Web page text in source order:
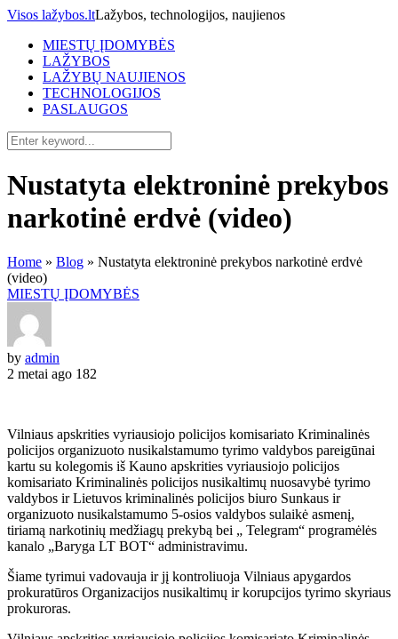
Visos lažybos.ltLažybos, technologijos, naujienos
MIESTŲ ĮDOMYBĖS
LAŽYBOS
LAŽYBŲ NAUJIENOS
TECHNOLOGIJOS
PASLAUGOS
Nustatyta elektroninė prekybos
narkotinė erdvė (video)
Home » Blog » Nustatyta elektroninė prekybos narkotinė erdvė
(video)
MIESTŲ ĮDOMYBĖS
by admin
2 metai ago 182
Vilniaus apskrities vyriausiojo policijos komisariato Kriminalinės
policijos organizuoto nusikalstamumo tyrimo valdybos pareigūnai
kartu su kolegomis iš Kauno apskrities vyriausiojo policijos
komisariato Kriminalinės policijos nusikaltimų nuosavybė tyrimo
valdybos ir Lietuvos kriminalinės policijos biuro Sunkaus ir
organizuoto nusikalstamumo 5-osios valdybos sulaikė asmenį,
tiriamą narkotinių medžiagų prekybą bei „ Telegram“ programėlės
kanalo „Baryga LT BOT“ administravimu.
Šiame tyrimui vadovauja ir jį kontroliuoja Vilniaus apygardos
prokuratūros Organizacijos nusikaltimų ir korupcijos tyrimo skyriaus
prokuroras.